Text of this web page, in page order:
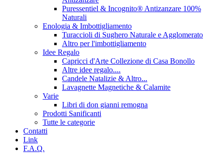
Puressentiel & Incognito® Antizanzare 100%
Naturali
Enologia & Imbottigliamento
Turaccioli di Sughero Naturale e Agglomerato
Altro per l'imbottigliamento
Idee Regalo
Capricci d'Arte Collezione di Casa Bonollo
Altre idee regalo....
Candele Natalizie & Altro...
Lavagnette Magnetiche & Calamite
Varie
Libri di don gianni remogna
Prodotti Sanificanti
Tutte le categorie
Contatti
Link
F.A.Q.